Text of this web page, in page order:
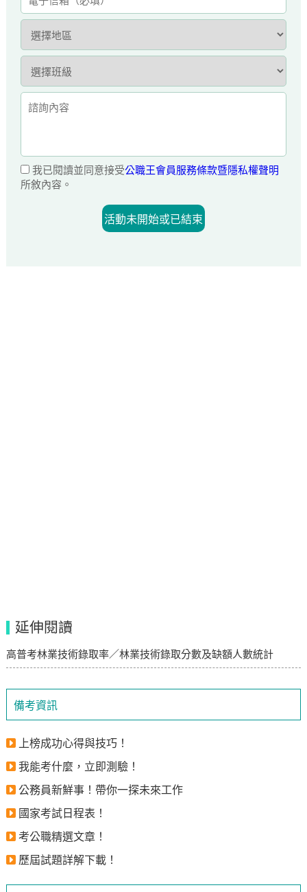
備考資訊
上榜成功心得與技巧！
我能考什麼，立即測驗！
公務員新鮮事！帶你一探未來工作
國家考試日程表！
考公職精選文章！
歷屆試題詳解下載！
我已閱讀並同意接受公職王會員服務條款暨隱私權聲明
所敘內容。
活動未開始或已結束
延伸閱讀
高普考林業技術錄取率／林業技術錄取分數及缺額人數統計